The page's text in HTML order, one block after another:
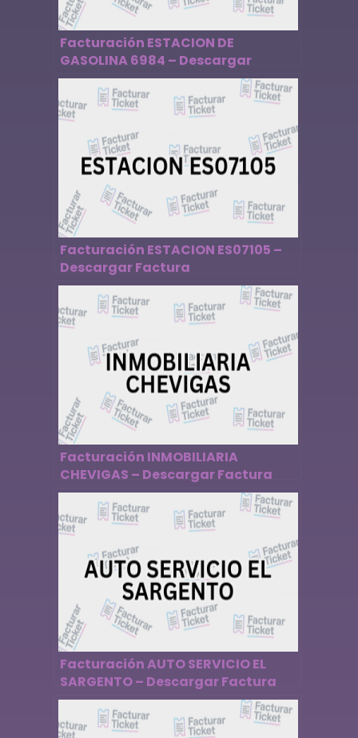
Facturación ESTACION DE
GASOLINA 6984 – Descargar
Factura
Facturación ESTACION ES07105 –
Descargar Factura
Facturación INMOBILIARIA
CHEVIGAS – Descargar Factura
Facturación AUTO SERVICIO EL
SARGENTO – Descargar Factura